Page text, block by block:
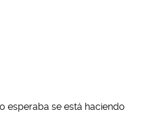
esperaba se está haciendo